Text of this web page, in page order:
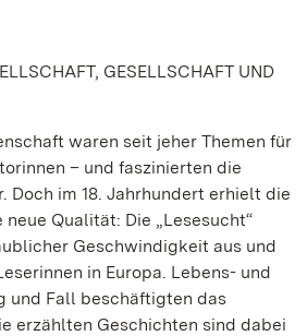
GESELLSCHAFT UND
waren seit jeher Themen für
– und faszinierten die
Doch im 18. Jahrhundert erhielt die
Qualität: Die „Lesesucht“
Geschwindigkeit aus und
in Europa. Lebens- und
und Fall beschäftigten das
erzählten Geschichten sind dabei